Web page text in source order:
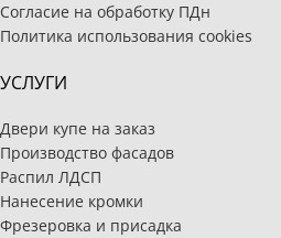
Согласие на обработку ПДн
Политика использования cookies
УСЛУГИ
Двери купе на заказ
Производство фасадов
Распил ЛДСП
Нанесение кромки
Фрезеровка и присадка